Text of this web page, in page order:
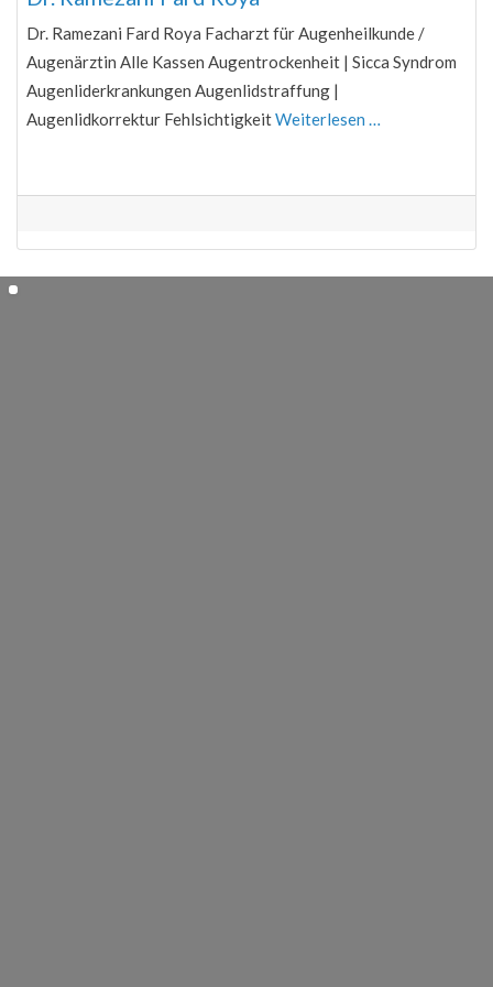
Dr. Ramezani Fard Roya Facharzt für Augenheilkunde /
Augenärztin Alle Kassen Augentrockenheit | Sicca Syndrom
Augenliderkrankungen Augenlidstraffung |
Augenlidkorrektur FehlsichtigkeitWeiterlesen …